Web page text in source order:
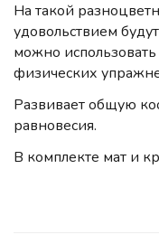
На такой
удовольствием
можно использовать
физических
Развивает общую
равновесия.
В комплекте мат и